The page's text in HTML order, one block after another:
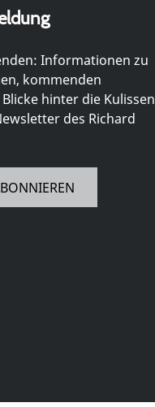
Informationen zu
kommenden
hinter die Kulissen
des Richard